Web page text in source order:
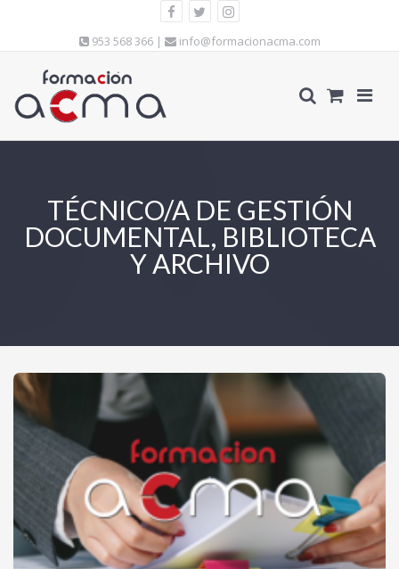
953 568 366 | info@formacionacma.com
TÉCNICO/A DE GESTIÓN
DOCUMENTAL, BIBLIOTECA
Y ARCHIVO